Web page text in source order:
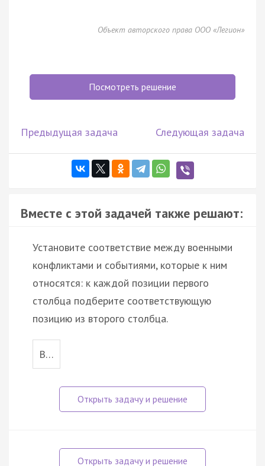
Объект авторского права ООО «Легион»
Посмотреть решение
Предыдущая задача Следующая задача
Вместе с этой задачей также решают:
Установите соответствие между военными
конфликтами и событиями, которые к ним
относятся: к каждой позиции первого
столбца подберите соответствующую
позицию из второго столбца.
В…